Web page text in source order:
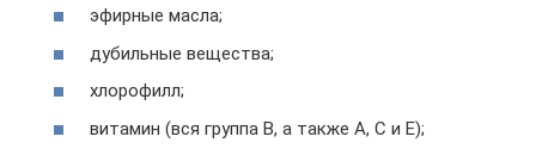
эфирные масла;
дубильные вещества;
хлорофилл;
витамин (вся группа В, а также А, С и Е);